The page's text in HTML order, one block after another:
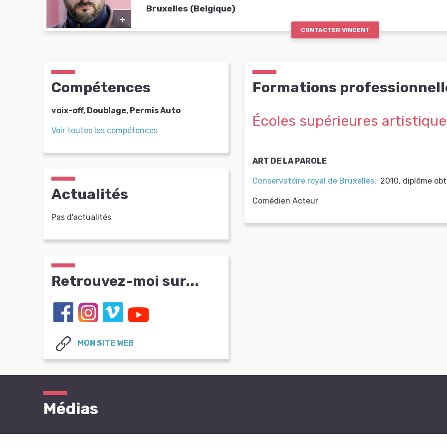
+
Bruxelles (Belgique)
CONTACTER VINCENT
Compétences
voix-off, Doublage, Permis Auto
Voir toutes les compétences
Actualités
Pas d'actualités
Retrouvez-moi sur...
MON SITE WEB
Formations
Écoles supérieures
ART DE LA PAROLE
Conservatoire royal de Bruxelles, 2010, diplôme
Comédien Acteur
Médias